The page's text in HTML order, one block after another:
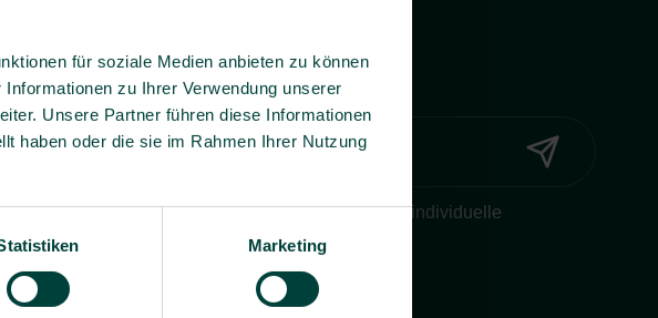
für soziale Medien anbieten zu können
zu Ihrer Verwendung unserer
Unsere Partner führen diese Informationen
haben oder die sie im Rahmen Ihrer Nutzung
Marketing
ich willige bis auf Widerruf ein, dass BG prevent mir individuelle
und Informationen per E-Mail zusenden darf.
gilt unsere